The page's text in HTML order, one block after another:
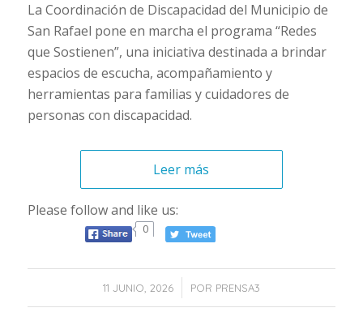
La Coordinación de Discapacidad del Municipio de
San Rafael pone en marcha el programa “Redes
que Sostienen”, una iniciativa destinada a brindar
espacios de escucha, acompañamiento y
herramientas para familias y cuidadores de
personas con discapacidad.
Leer más
Please follow and like us:
0
11 JUNIO, 2026
/ POR PRENSA3